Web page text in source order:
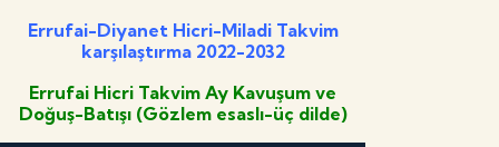
Errufai-Diyanet Hicri-Miladi Takvim
karşılaştırma 2022-2032
Errufai Hicri Takvim Ay Kavuşum ve
Doğuş-Batışı (Gözlem esaslı-üç dilde)